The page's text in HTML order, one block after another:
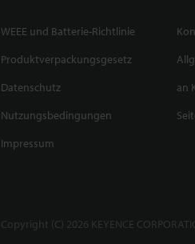
WEEE und Batterie-Richtlinie
Produktverpackungsgesetz
Datenschutz
an
Nutzungsbedingungen
Impressum
Copyright (C) 2026 KEYENCE